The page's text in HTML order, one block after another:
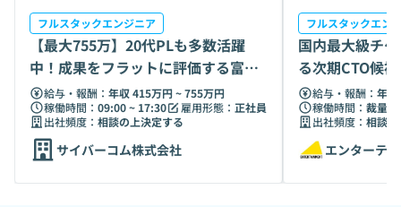
フルスタックエンジニア
【最大755万】20代PLも多数活躍
中！成果をフラットに評価する富士
ソフトG
給与・報酬： 年収 415万円 ~ 755万円
稼働時間： 09:00 ~ 17:30 雇用形態： 正社員
出社頻度： 相談の上決定する
サイバーコム株式会社
フルスタックエン
国内最大級チ
る次期CTO候
給与・報酬： 年
稼働時間： 裁量労
出社頻度： 相談
エンターテ